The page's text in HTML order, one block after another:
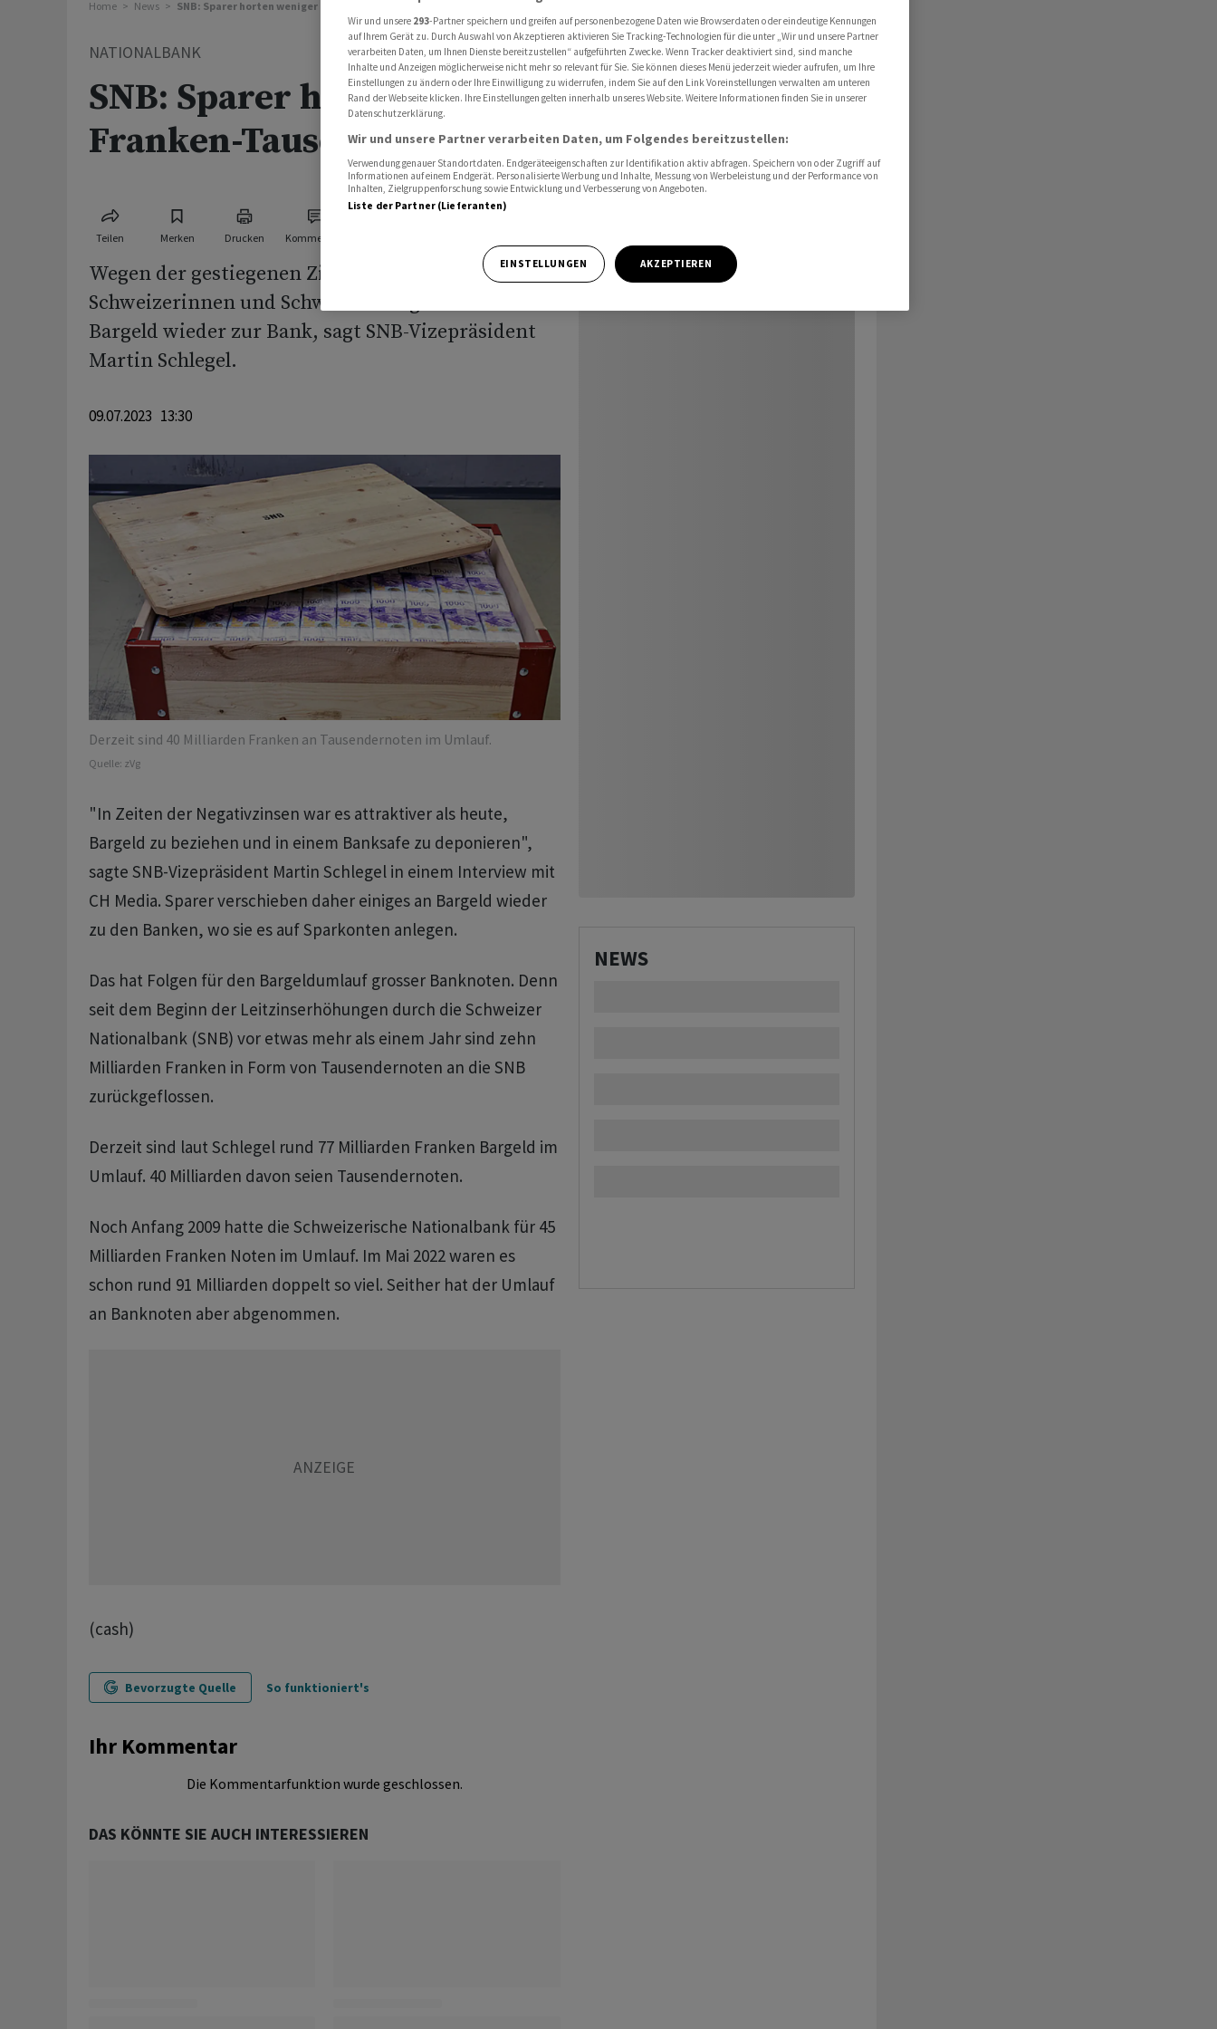
Home News SNB: Sparer horten weniger Franken-Tausendernoten
NATIONALBANK
SNB: Sparer horten weniger
Franken-Tausendernoten
Teilen Merken Drucken Kommentare
Wegen der gestiegenen Zinsen bringen viele
Schweizerinnen und Schweizer ihr gehortetes
Bargeld wieder zur Bank, sagt SNB-Vizepräsident
Martin Schlegel.
09.07.2023 13:30
Derzeit sind 40 Milliarden Franken an Tausendernoten im Umlauf.
Quelle: zVg
"In Zeiten der Negativzinsen war es attraktiver als heute,
Bargeld zu beziehen und in einem Banksafe zu deponieren",
sagte SNB-Vizepräsident Martin Schlegel in einem Interview mit
CH Media. Sparer verschieben daher einiges an Bargeld wieder
zu den Banken, wo sie es auf Sparkonten anlegen.
Das hat Folgen für den Bargeldumlauf grosser Banknoten. Denn
seit dem Beginn der Leitzinserhöhungen durch die Schweizer
Nationalbank (SNB) vor etwas mehr als einem Jahr sind zehn
Milliarden Franken in Form von Tausendernoten an die SNB
zurückgeflossen.
Derzeit sind laut Schlegel rund 77 Milliarden Franken Bargeld im
Umlauf. 40 Milliarden davon seien Tausendernoten.
Noch Anfang 2009 hatte die Schweizerische Nationalbank für 45
Milliarden Franken Noten im Umlauf. Im Mai 2022 waren es
schon rund 91 Milliarden doppelt so viel. Seither hat der Umlauf
an Banknoten aber abgenommen.
(cash)
Bevorzugte Quelle So funktioniert's
Ihr Kommentar
Die Kommentarfunktion wurde geschlossen.
DAS KÖNNTE SIE AUCH INTERESSIEREN
NEWS
Wir und unsere 293-Partner speichern und greifen auf personenbezogene Daten wie Browserdaten oder eindeutige Kennungen
auf Ihrem Gerät zu. Durch Auswahl von Akzeptieren aktivieren Sie Tracking-Technologien für die unter „Wir und unsere Partner
verarbeiten Daten, um Ihnen Dienste bereitzustellen“ aufgeführten Zwecke. Wenn Tracker deaktiviert sind, sind manche
Inhalte und Anzeigen möglicherweise nicht mehr so relevant für Sie. Sie können dieses Menü jederzeit wieder aufrufen, um Ihre
Einstellungen zu ändern oder Ihre Einwilligung zu widerrufen, indem Sie auf den Link Voreinstellungen verwalten am unteren
Rand der Webseite klicken. Ihre Einstellungen gelten innerhalb unseres Website. Weitere Informationen finden Sie in unserer
Datenschutzerklärung.
Wir und unsere Partner verarbeiten Daten, um Folgendes bereitzustellen:
Verwendung genauer Standortdaten. Endgeräteeigenschaften zur Identifikation aktiv abfragen. Speichern von oder Zugriff auf
Informationen auf einem Endgerät. Personalisierte Werbung und Inhalte, Messung von Werbeleistung und der Performance von
Inhalten, Zielgruppenforschung sowie Entwicklung und Verbesserung von Angeboten.
Liste der Partner (Lieferanten)
EINSTELLUNGEN AKZEPTIEREN